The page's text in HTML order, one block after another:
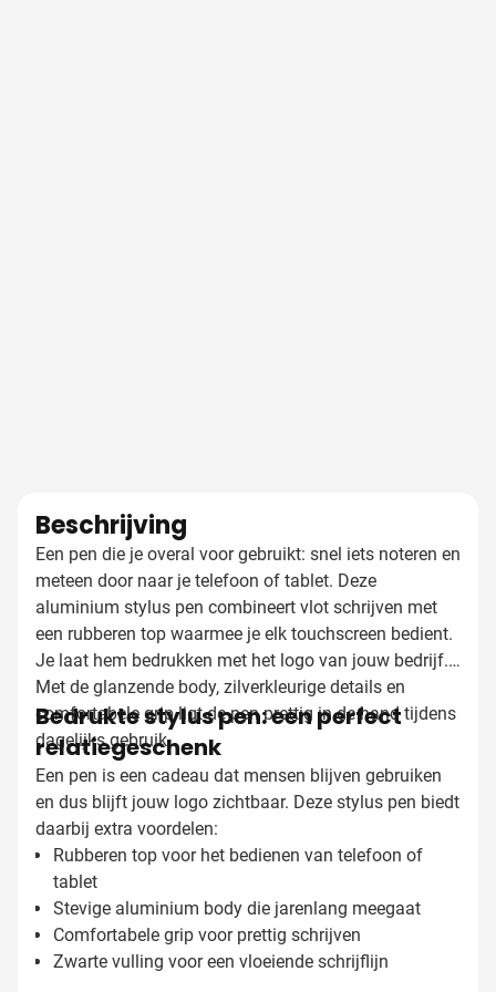
Beschrijving
Een pen die je overal voor gebruikt: snel iets noteren en
meteen door naar je telefoon of tablet. Deze
aluminium stylus pen combineert vlot schrijven met
een rubberen top waarmee je elk touchscreen bedient.
Je laat hem bedrukken met het logo van jouw bedrijf.
Met de glanzende body, zilverkleurige details en
comfortabele grip ligt de pen prettig in de hand tijdens
dagelijks gebruik.
Bedrukte stylus pen: een perfect
relatiegeschenk
Een pen is een cadeau dat mensen blijven gebruiken
en dus blijft jouw logo zichtbaar. Deze stylus pen biedt
daarbij extra voordelen:
Rubberen top voor het bedienen van telefoon of
tablet
Stevige aluminium body die jarenlang meegaat
Comfortabele grip voor prettig schrijven
Zwarte vulling voor een vloeiende schrijflijn